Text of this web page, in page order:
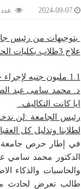
2024-09-07 عدد
بتوجيهات من رئيس
علاج 3طلاب بكليات الحقوق والتجارة والحاسبات بتكلفة
1.1.مليون جنيه لإجراء جراحات خطيرة منها عمليتان لزرع نخاع.
د. محمد سامى عبد
ايا كانت التكاليف.
رئيس الجامعة :لن
لطلابنا وتذليل كل
في إطار حرص جامعة
والحاسبات والذكاء
طالب تعرض لحادث